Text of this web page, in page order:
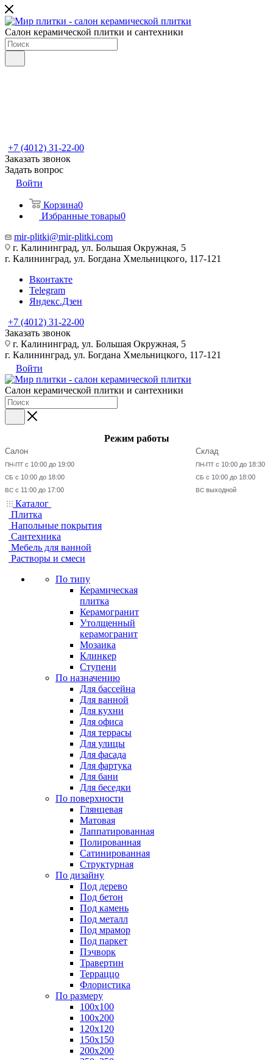
Салон керамической плитки и сантехники
+7 (4012) 31-22-00
Заказать звонок
Задать вопрос
Войти
Корзина0
Избранные товары0
mir-plitki@mir-plitki.com
г. Калининград, ул. Большая Окружная, 5
г. Калининград, ул. Богдана Хмельницкого, 117-121
Вконтакте
Telegram
Яндекс.Дзен
+7 (4012) 31-22-00
Заказать звонок
г. Калининград, ул. Большая Окружная, 5
г. Калининград, ул. Богдана Хмельницкого, 117-121
Войти
Салон керамической плитки и сантехники
Режим работы
Салон
ПН-ПТ с 10:00 до 19:00
СБ с 10:00 до 18:00
ВС с 11:00 до 17:00
Склад
ПН-ПТ с 10:00 до 18:30
СБ с 10:00 до 18:00
ВС выходной
Каталог
Плитка
Напольные покрытия
Сантехника
Мебель для ванной
Растворы и смеси
По типу
Керамическая
плитка
Керамогранит
Утолщенный
керамогранит
Мозаика
Клинкер
Ступени
По назначению
Для бассейна
Для ванной
Для кухни
Для офиса
Для террасы
Для улицы
Для фасада
Для фартука
Для бани
Для беседки
По поверхности
Глянцевая
Матовая
Лаппатированная
Полированная
Сатинированная
Структурная
По дизайну
Под дерево
Под бетон
Под камень
Под металл
Под мрамор
Под паркет
Пэчворк
Травертин
Терраццо
Флористика
По размеру
100х100
100х200
120х120
150х150
200х200